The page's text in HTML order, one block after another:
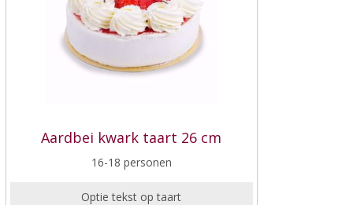
Aardbei kwark taart 26 cm
16-18 personen
Optie tekst op taart